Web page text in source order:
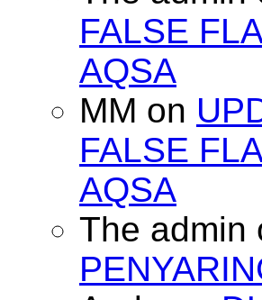
FALSE
AQSA
MM on
FALSE
AQSA
The admin